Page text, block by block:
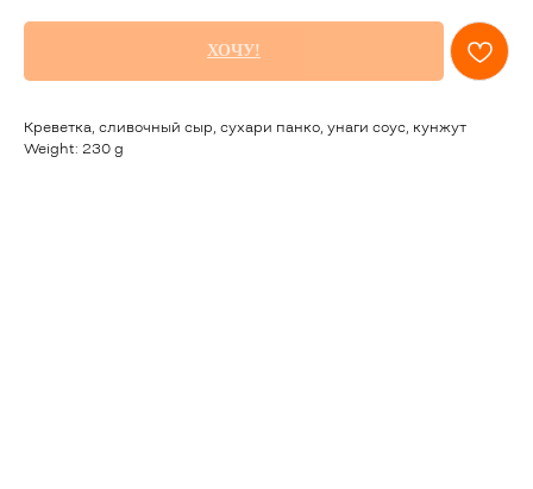
ХОЧУ!
Креветка, сливочный сыр, сухари панко, унаги соус, кунжут
Weight: 230 g